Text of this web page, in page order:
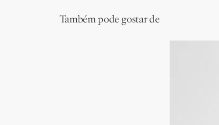
80% couro de vitelo, 20% metal
Bolsa de proteção incluída
Também pode gostar de